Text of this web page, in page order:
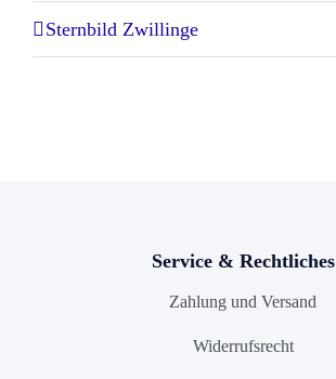
Sternbild Zwillinge
Service & Rechtliches
Zahlung und Versand
Widerrufsrecht